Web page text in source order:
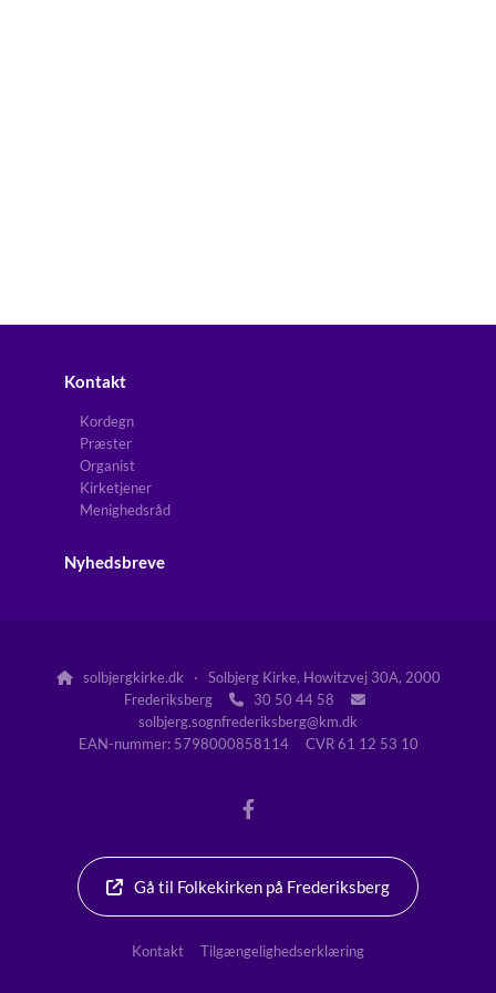
Kontakt
Kordegn
Præster
Organist
Kirketjener
Menighedsråd
Nyhedsbreve
solbjergkirke.dk · Solbjerg Kirke, Howitzvej 30A, 2000
Frederiksberg
 30 50 44 58 
solbjerg.sognfrederiksberg@km.dk
EAN-nummer: 5798000858114 CVR 61 12 53 10
Gå til Folkekirken på Frederiksberg
Kontakt Tilgængelighedserklæring